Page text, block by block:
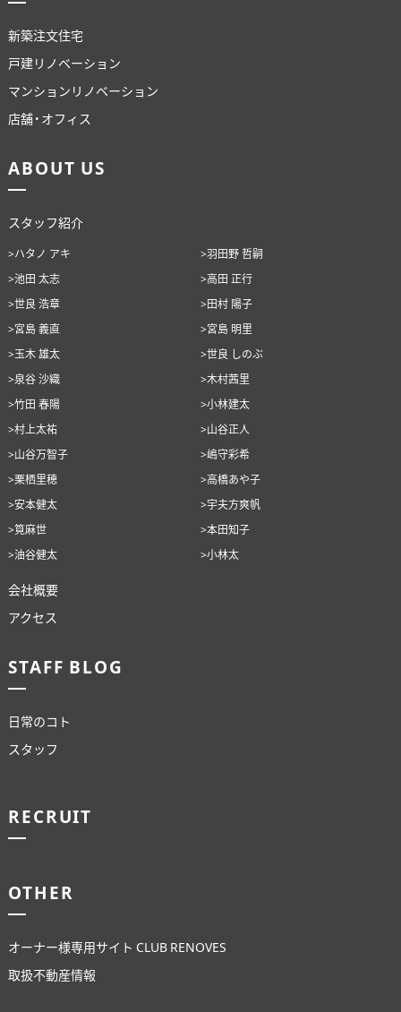
新築注文住宅
戸建リノベーション
マンションリノベーション
店舗・オフィス
ABOUT US
スタッフ紹介
>ハタノ アキ
>羽田野 哲嗣
>池田 太志
>高田 正行
>世良 浩章
>田村 陽子
>宮島 義直
>宮島 明里
>玉木 雄太
>世良 しのぶ
>泉谷 沙織
>木村茜里
>竹田 春陽
>小林建太
>村上太祐
>山谷正人
>山谷万智子
>嶋守彩希
>栗栖里穂
>高橋あや子
>安本健太
>宇夫方爽帆
>筧麻世
>本田知子
>油谷健太
>小林太
会社概要
アクセス
STAFF BLOG
日常のコト
スタッフ
RECRUIT
OTHER
オーナー様専用サイト CLUB RENOVES
取扱不動産情報